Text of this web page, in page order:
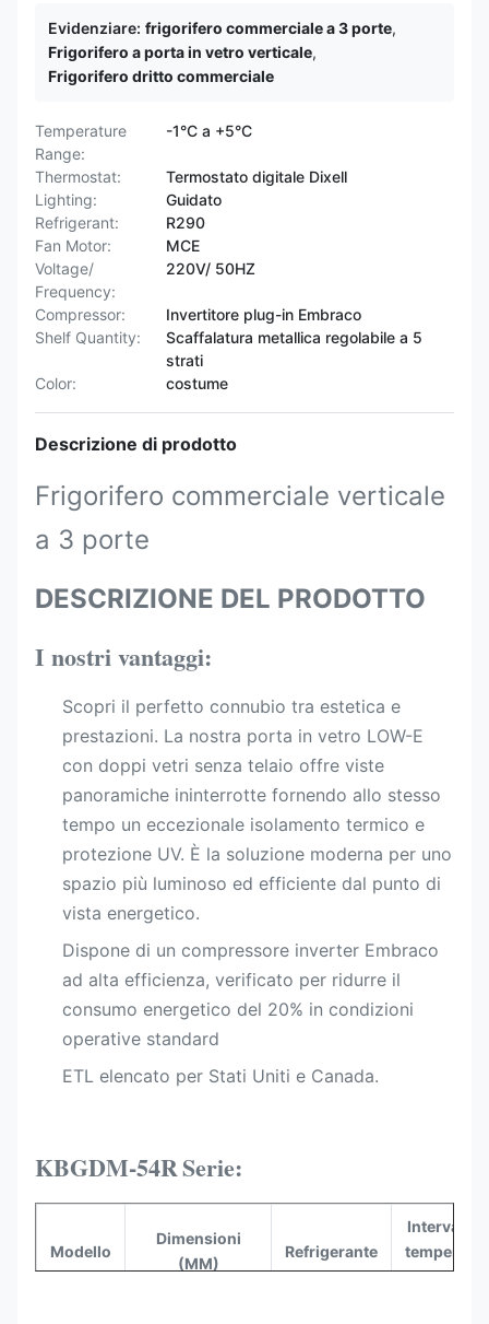
Evidenziare: frigorifero commerciale a 3 porte,
Frigorifero a porta in vetro verticale,
Frigorifero dritto commerciale
Temperature
Range:
-1°C a +5°C
Thermostat:
Termostato digitale Dixell
Lighting:
Guidato
Refrigerant:
R290
Fan Motor:
MCE
Voltage/
Frequency:
220V/ 50HZ
Compressor:
Invertitore plug-in Embraco
Shelf Quantity:
Scaffalatura metallica regolabile a 5
strati
Color:
costume
Descrizione di prodotto
Frigorifero commerciale verticale
a 3 porte
DESCRIZIONE DEL PRODOTTO
I nostri vantaggi:
Scopri il perfetto connubio tra estetica e
prestazioni. La nostra porta in vetro LOW-E
con doppi vetri senza telaio offre viste
panoramiche ininterrotte fornendo allo stesso
tempo un eccezionale isolamento termico e
protezione UV. È la soluzione moderna per uno
spazio più luminoso ed efficiente dal punto di
vista energetico.
Dispone di un compressore inverter Embraco
ad alta efficienza, verificato per ridurre il
consumo energetico del 20% in condizioni
operative standard
ETL elencato per Stati Uniti e Canada.​
KBGDM-54RSerie:
Modello
Dimensioni
(MM)
Refrigerante
Intervallo
(°C)